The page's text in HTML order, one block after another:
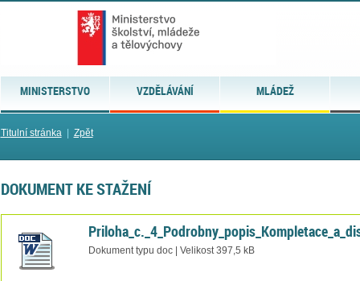
MINISTERSTVO VZDĚLÁVÁNÍ MLÁDEŽ
Titulní stránka| Zpět
DOKUMENT KE STAŽENÍ
Dokument typu doc | Velikost 397,5 kB